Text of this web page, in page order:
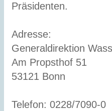
Präsidenten.
Adresse:
Generaldirektion
Am Propsthof 51
53121 Bonn
Telefon: 0228/7090-0